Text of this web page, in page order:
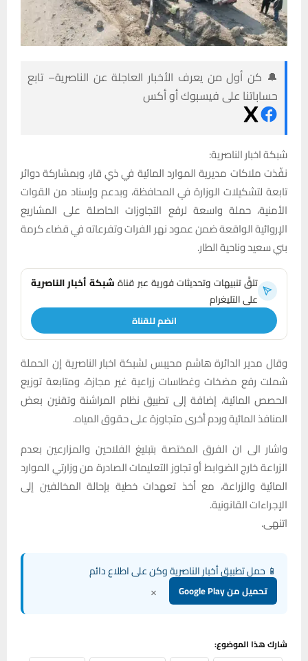
🔔 كن أول من يعرف الأخبار العاجلة عن الناصرية– تابع
حساباتنا على فيسبوك أو أكس
شبكة اخبار الناصرية:
نفّذت ملاكات مديرية الموارد المائية في ذي قار، وبمشاركة دوائر
تابعة لتشكيلات الوزارة في المحافظة، وبدعم وإسناد من القوات
الأمنية، حملة واسعة لرفع التجاوزات الحاصلة على المشاريع
الإروائية الواقعة ضمن عمود نهر الفرات وتفرعاته في قضاء كرمة
بني سعيد وناحية الطار.
تلقَّ تنبيهات وتحديثات فورية عبر قناةشبكة أخبار الناصرية
على التليغرام
انضم للقناة
وقال مدير الدائرة هاشم محيبس لشبكة اخبار الناصرية إن الحملة
شملت رفع مضخات وغطاسات زراعية غير مجازة، ومتابعة توزيع
الحصص المائية، إضافة إلى تطبيق نظام المراشنة وتقنين بعض
المنافذ المائية وردم أخرى متجاوزة على حقوق المياه.
واشار الى ان الفرق المختصة بتبليغ الفلاحين والمزارعين بعدم
الزراعة خارج الضوابط أو تجاوز التعليمات الصادرة من وزارتي الموارد
المائية والزراعة، مع أخذ تعهدات خطية بإحالة المخالفين إلى
الإجراءات القانونية.
اتنهى.
📱 حمل تطبيق أخبار الناصرية وكن على اطلاع دائم
تحميل من Google Play ×
شارك هذا الموضوع: